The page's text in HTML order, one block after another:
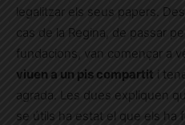
legalitzar els seus papers.
cas de la Regina, de passar
fundacions, van començar a
viuen a un pis compartit i
agrada. Les dues expliquen
se útils ha estat el que els ha